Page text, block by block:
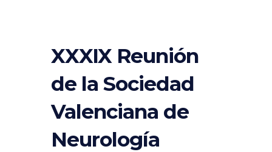
XXXIX Reunión
de la Sociedad
Valenciana de
Neurología